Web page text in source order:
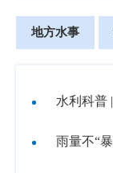
地方水事